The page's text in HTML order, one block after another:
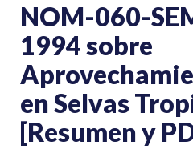
NOM-060-
1994 sobre
en Selvas
[Resumen y